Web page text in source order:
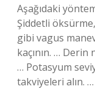
Aşağıdaki
Şiddetli
gibi vagus
kaçının. …
… Potasyum
takviyeleri alın.